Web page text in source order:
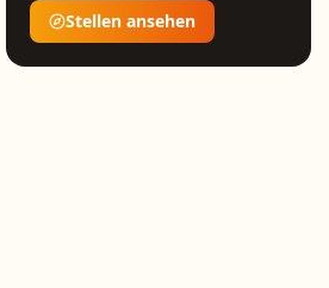
Stellen ansehen